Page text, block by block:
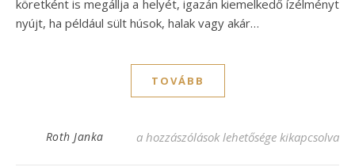
köretként is megállja a helyét, igazán kiemelkedő ízélményt
nyújt, ha például sült húsok, halak vagy akár…
TOVÁBB
Roth Janka Petrezselymes krumpli recept:
a hozzászólások lehetősége kikapcsolva